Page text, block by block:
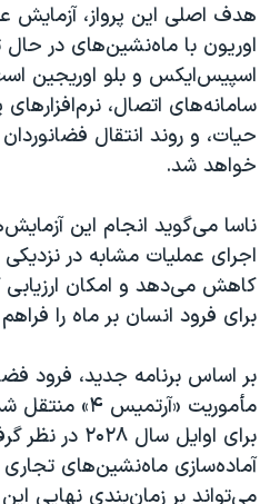
هدف اصلی این پرواز، آزمایش
اوریون با ماه‌نشین‌های در
اسپیس‌ایکس و بلو اوریجین
سامانه‌های اتصال،
حیات، و روند انتقال
خواهد شد.
ناسا می‌گوید انجام این
اجرای عملیات مشابه در
کاهش می‌دهد و امکان ارزیابی
برای فرود انسان بر ماه را
بر اساس برنامه جدید، فرود
مأموریت
برای اوایل
آماده‌سازی ماه‌نشین‌های تجاری
می‌تواند بر زمان‌بندی نهایی این